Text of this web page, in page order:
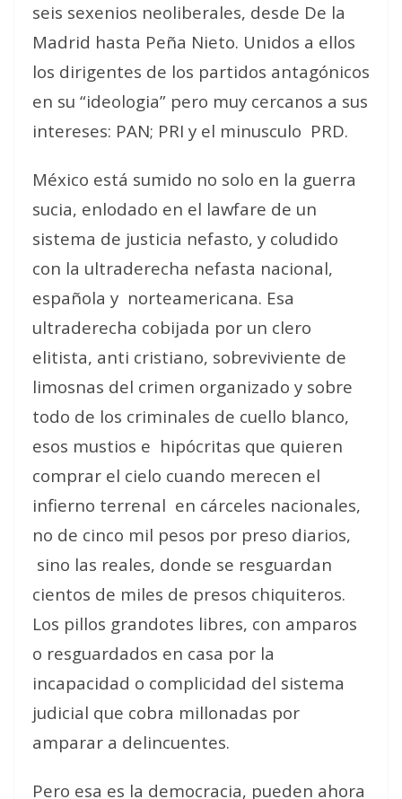
seis sexenios neoliberales, desde De la
Madrid hasta Peña Nieto. Unidos a ellos
los dirigentes de los partidos antagónicos
en su “ideologia” pero muy cercanos a sus
intereses: PAN; PRI y el minusculo PRD.
México está sumido no solo en la guerra
sucia, enlodado en el lawfare de un
sistema de justicia nefasto, y coludido
con la ultraderecha nefasta nacional,
española y norteamericana. Esa
ultraderecha cobijada por un clero
elitista, anti cristiano, sobreviviente de
limosnas del crimen organizado y sobre
todo de los criminales de cuello blanco,
esos mustios e hipócritas que quieren
comprar el cielo cuando merecen el
infierno terrenal en cárceles nacionales,
no de cinco mil pesos por preso diarios,
sino las reales, donde se resguardan
cientos de miles de presos chiquiteros.
Los pillos grandotes libres, con amparos
o resguardados en casa por la
incapacidad o complicidad del sistema
judicial que cobra millonadas por
amparar a delincuentes.
Pero esa es la democracia, pueden ahora